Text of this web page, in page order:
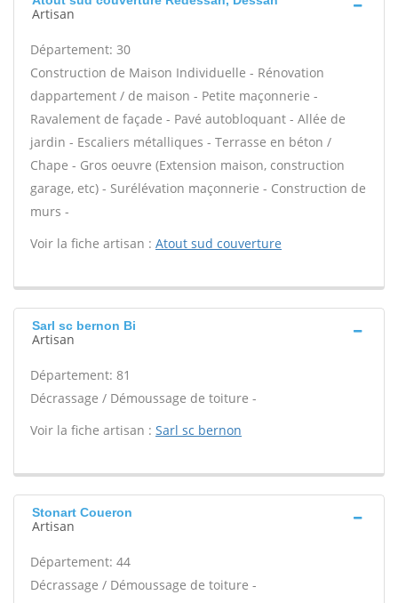
Artisan
Département: 30
Construction de Maison Individuelle - Rénovation
dappartement / de maison - Petite maçonnerie -
Ravalement de façade - Pavé autobloquant - Allée de
jardin - Escaliers métalliques - Terrasse en béton /
Chape - Gros oeuvre (Extension maison, construction
garage, etc) - Surélévation maçonnerie - Construction de
murs -
Voir la fiche artisan : Atout sud couverture
Sarl sc bernon Bi
Artisan
Département: 81
Décrassage / Démoussage de toiture -
Voir la fiche artisan : Sarl sc bernon
Stonart Coueron
Artisan
Département: 44
Décrassage / Démoussage de toiture -